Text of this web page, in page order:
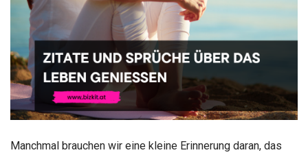
Manchmal brauchen wir eine kleine Erinnerung daran, das